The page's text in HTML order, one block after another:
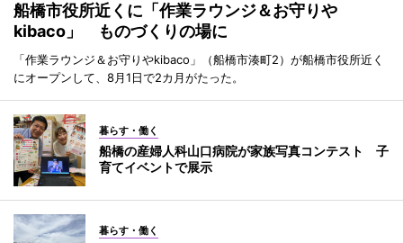
船橋市役所近くに「作業ラウンジ＆お守りや
kibaco」 ものづくりの場に
「作業ラウンジ＆お守りやkibaco」（船橋市湊町2）が船橋市役所近く
にオープンして、8月1日で2カ月がたった。
暮らす・働く
船橋の産婦人科山口病院が家族写真コンテスト 子
育てイベントで展示
暮らす・働く